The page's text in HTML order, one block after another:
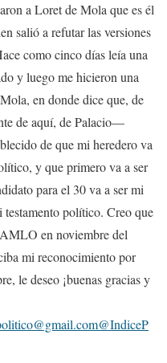
a Loret de Mola que es él
salió a refutar las versiones
como cinco días leía una
y luego me hicieron una
en donde dice que, de
de aquí, de Palacio—
de que mi heredero va
y que primero va a ser
para el 30 va a ser mi
político. Creo que
en noviembre del
mi reconocimiento por
le deseo ¡buenas gracias y